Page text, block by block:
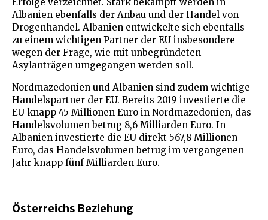
Albanien ebenfalls der Anbau und der Handel von
Drogenhandel. Albanien entwickelte sich ebenfalls
zu einem wichtigen Partner der EU insbesondere
wegen der Frage, wie mit unbegründeten
Asylanträgen umgegangen werden soll.
Nordmazedonien und Albanien sind zudem wichtige
Handelspartner der EU. Bereits 2019 investierte die
EU knapp 45 Millionen Euro in Nordmazedonien, das
Handelsvolumen betrug 8,6 Milliarden Euro. In
Albanien investierte die EU direkt 567,8 Millionen
Euro, das Handelsvolumen betrug im vergangenen
Jahr knapp fünf Milliarden Euro.
Österreichs Beziehung